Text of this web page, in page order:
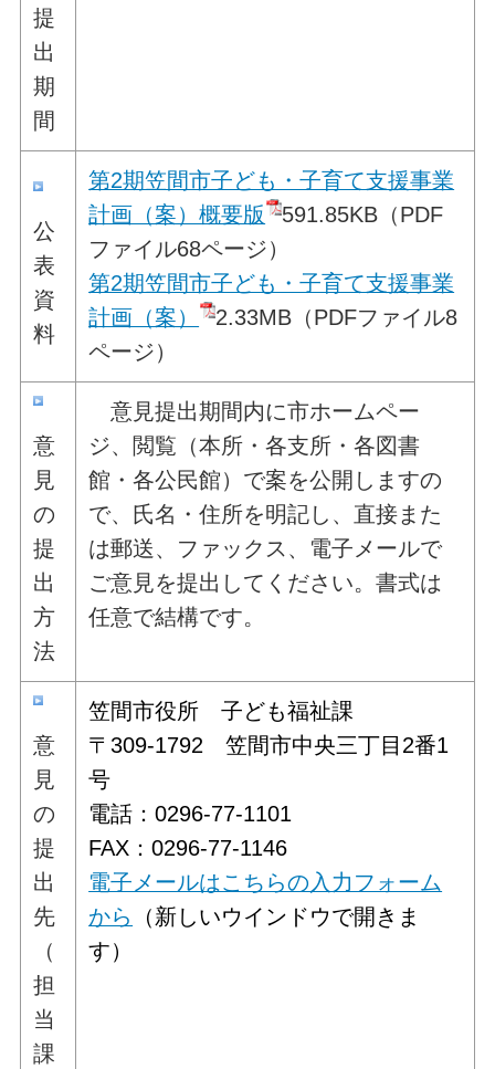
提
出
期
間
公
表
資
料
第2期笠間市子ども・子育て支援事業
計画（案）概要版
591.85KB （PDF
ファイル68ページ）
第2期笠間市子ども・子育て支援事業
計画（案）
2.33MB（PDFファイル8
ページ）
意
見
の
提
出
方
法
意見提出期間内に市ホームペー
ジ、閲覧（本所・各支所・各図書
館・各公民館）で案を公開しますの
で、氏名・住所を明記し、直接また
は郵送、ファックス、電子メールで
ご意見を提出してください。書式は
任意で結構です。
意
見
の
提
出
先
（
担
当
課
笠間市役所 子ども福祉課
〒309-1792 笠間市中央三丁目2番1
号
電話：0296-77-1101
FAX：0296-77-1146
電子メールはこちらの入力フォーム
から
（新しいウインドウで開きま
す）